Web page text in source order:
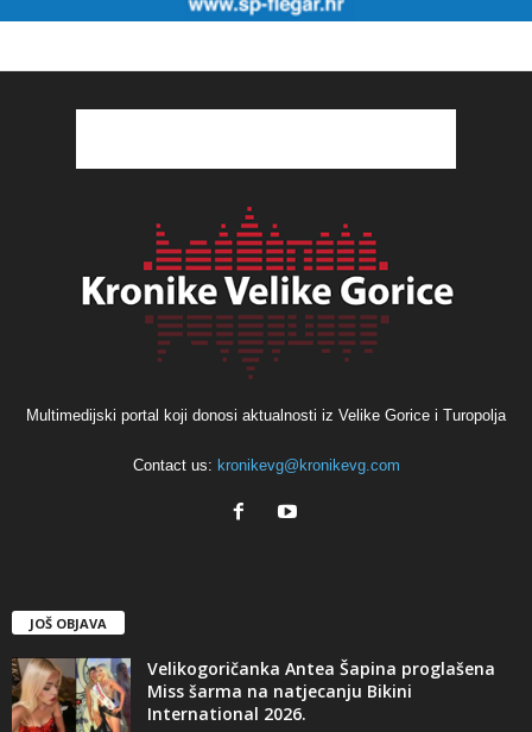
Multimedijski portal koji donosi aktualnosti iz Velike Gorice i Turopolja
Contact us: kronikevg@kronikevg.com
JOŠ OBJAVA
Velikogoričanka Antea Šapina proglašena
Miss šarma na natjecanju Bikini
International 2026.